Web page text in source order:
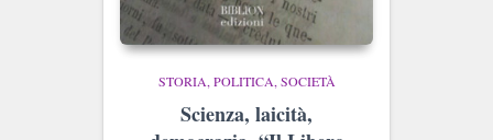
STORIA, POLITICA, SOCIETÀ
Scienza, laicità,